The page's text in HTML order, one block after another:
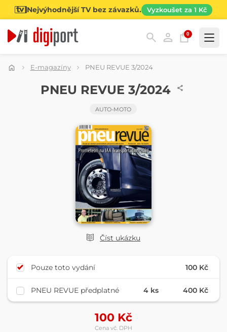
Nejvýhodnější TV bez závazků. Vyzkoušet za 1 Kč
0
Kategorie
E-magazíny PNEU REVUE 3/2024
Číst ukázku
PNEU REVUE 3/2024
AUTO-MOTO
Pouze toto vydání 100 Kč
PNEU REVUE předplatné 4 ks 400 Kč
100 Kč
Cena vč. DPH